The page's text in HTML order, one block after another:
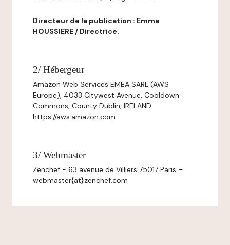
Directeur de la publication : Emma
HOUSSIERE / Directrice.
2/ Hébergeur
Amazon Web Services EMEA SARL (AWS
Europe), 4033 Citywest Avenue, Cooldown
Commons, County Dublin, IRELAND
https://aws.amazon.com
3/ Webmaster
Zenchef - 63 avenue de Villiers 75017 Paris –
webmaster{at}zenchef.com